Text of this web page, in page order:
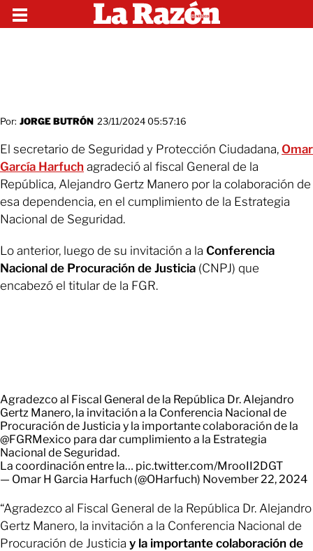
Por: JORGE BUTRÓN 23/11/2024 05:57:16
El secretario de Seguridad y Protección Ciudadana, Omar
García Harfuch agradeció al fiscal General de la
República, Alejandro Gertz Manero por la colaboración de
esa dependencia, en el cumplimiento de la Estrategia
Nacional de Seguridad.
Lo anterior, luego de su invitación a la Conferencia
Nacional de Procuración de Justicia (CNPJ) que
encabezó el titular de la FGR.
Agradezco al Fiscal General de la República Dr. Alejandro
Gertz Manero, la invitación a la Conferencia Nacional de
Procuración de Justicia y la importante colaboración de la
@FGRMexico para dar cumplimiento a la Estrategia
Nacional de Seguridad.
La coordinación entre la… pic.twitter.com/MrooII2DGT
— Omar H Garcia Harfuch (@OHarfuch) November 22, 2024
“Agradezco al Fiscal General de la República Dr. Alejandro
Gertz Manero, la invitación a la Conferencia Nacional de
Procuración de Justicia y la importante colaboración de